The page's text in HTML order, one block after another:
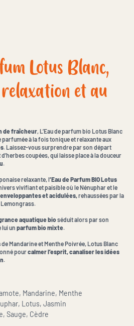
Lotus Blanc,
et au
de fraîcheur , L’Eau de parfum bio Lotus Blanc
à la fois tonique et relaxante aux
. Laissez-vous surprendre par son départ
coupées, qui laisse place à la douceur
relaxante, l’Eau de Parfum BIO Lotus
vivifiant et paisible où le Nénuphar et le
et acidulées, rehaussées par la
aquatique bioséduit alors par son
un parfum bio mixte
de Mandarine et Menthe Poivrée, Lotus Blanc
pourcalmer l’esprit, canaliser les idées
Mandarine, Menthe
Lotus, Jasmin
Sauge, Cèdre